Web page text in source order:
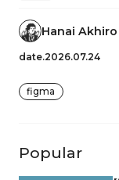
Hanai Akhiro
date.2026.07.24
figma
Popular